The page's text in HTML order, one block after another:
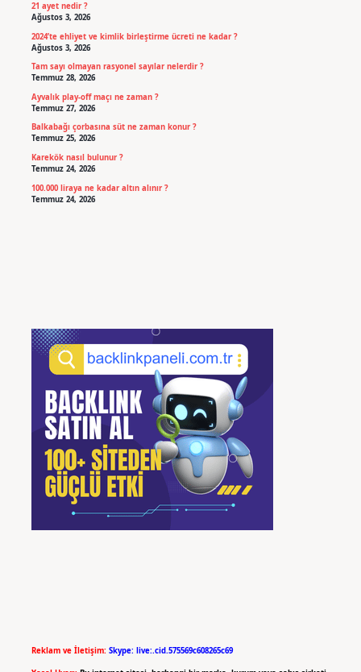
21 ayet nedir ?
Ağustos 3, 2026
2024’te ehliyet ve kimlik birleştirme ücreti ne kadar ?
Ağustos 3, 2026
Tam sayı olmayan rasyonel sayılar nelerdir ?
Temmuz 28, 2026
Ayvalık play-off maçı ne zaman ?
Temmuz 27, 2026
Balkabağı çorbasına süt ne zaman konur ?
Temmuz 25, 2026
Karekök nasıl bulunur ?
Temmuz 24, 2026
100.000 liraya ne kadar altın alınır ?
Temmuz 24, 2026
Reklam ve İletişim: Skype: live:.cid.575569c608265c69